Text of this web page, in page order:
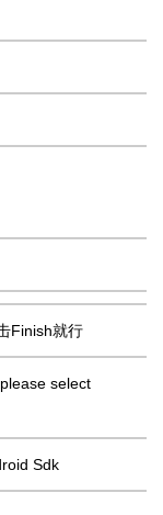
Finish就行
select
Sdk